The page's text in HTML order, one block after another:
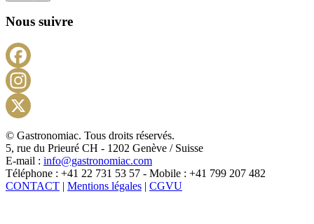
Nous suivre
X
© Gastronomiac. Tous droits réservés.
5, rue du Prieuré CH - 1202 Genève / Suisse
E-mail : info@gastronomiac.com
Téléphone : +41 22 731 53 57 - Mobile : +41 799 207 482
CONTACT | Mentions légales | CGVU